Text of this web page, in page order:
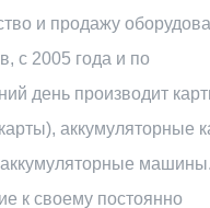
и продажу
с 2005 года и по
день производит
аккумуляторные
аккумуляторные
к своему постоянно